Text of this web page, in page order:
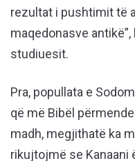
rezultat i pushtimit të
maqedonasve
studiuesit.
Pra, popullata e
që më Bibël
madh, megjithatë ka
rikujtojmë se